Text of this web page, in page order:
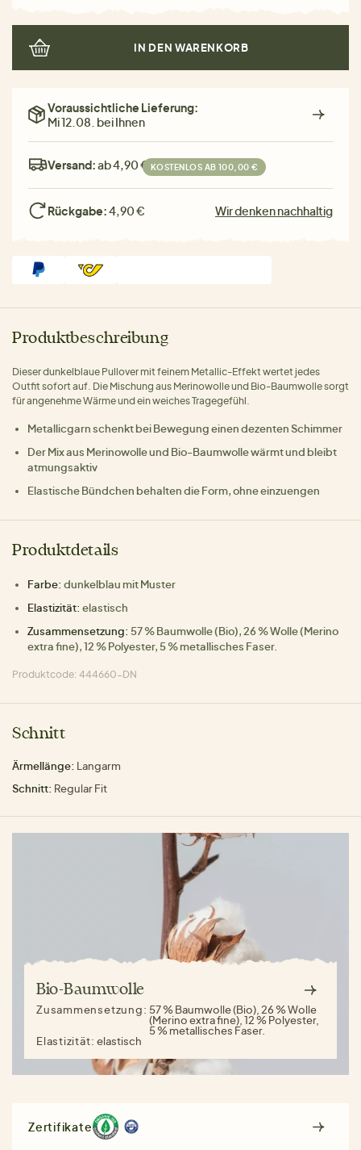
IN DEN WARENKORB
Voraussichtliche Lieferung:
Mi 12.08. bei Ihnen
Versand:ab 4,90 € KOSTENLOS AB 100,00 €
Rückgabe:4,90 € Wir denken nachhaltig
Produktbeschreibung
Dieser dunkelblaue Pullover mit feinem Metallic-Effekt wertet jedes
Outfit sofort auf. Die Mischung aus Merinowolle und Bio-Baumwolle sorgt
für angenehme Wärme und ein weiches Tragegefühl.
Metallicgarn schenkt bei Bewegung einen dezenten Schimmer
Der Mix aus Merinowolle und Bio-Baumwolle wärmt und bleibt
atmungsaktiv
Elastische Bündchen behalten die Form, ohne einzuengen
Produktdetails
Farbe: dunkelblau mit Muster
Elastizität: elastisch
Zusammensetzung: 57 % Baumwolle (Bio), 26 % Wolle (Merino
extra fine), 12 % Polyester, 5 % metallisches Faser.
Produktcode: 444660-DN
Schnitt
Ärmellänge: Langarm
Schnitt: Regular Fit
Bio-Baumwolle
Zusammensetzung: 57 % Baumwolle (Bio), 26 % Wolle
(Merino extra fine), 12 % Polyester,
5 % metallisches Faser.
Elastizität:elastisch
Zertifikate